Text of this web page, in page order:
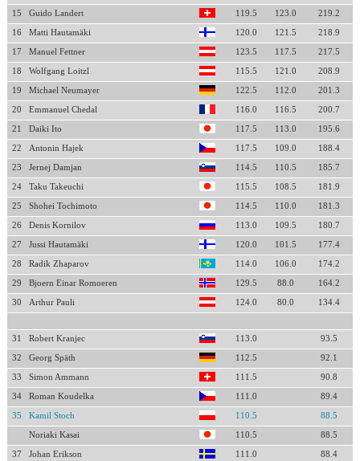
15 Guido Landert 119.5 123.0 219.2
16 Matti Hautamäki 120.0 121.5 218.9
17 Manuel Fettner 123.5 117.5 217.5
18 Wolfgang Loitzl 115.5 121.0 208.9
19 Michael Neumayer 122.5 112.0 201.3
20 Emmanuel Chedal 116.0 116.5 200.7
21 Daiki Ito 117.5 113.0 195.6
22 Antonin Hajek 117.5 109.0 188.4
23 Jernej Damjan 114.5 110.5 185.7
24 Taku Takeuchi 115.5 108.5 181.9
25 Shohei Tochimoto 114.5 110.0 181.3
26 Denis Kornilov 113.0 109.5 180.7
27 Jussi Hautamäki 120.0 101.5 177.4
28 Radik Zhaparov 114.0 106.0 174.2
29 Bjoern Einar Romoeren 129.5 88.0 164.2
30 Arthur Pauli 124.0 80.0 134.4
31 Robert Kranjec 113.0 93.5
32 Georg Späth 112.5 92.1
33 Simon Ammann 111.5 90.8
34 Roman Koudelka 111.0 89.4
35 Kamil Stoch 110.5 88.5
Noriaki Kasai 110.5 88.5
37 Johan Erikson 111.0 88.4